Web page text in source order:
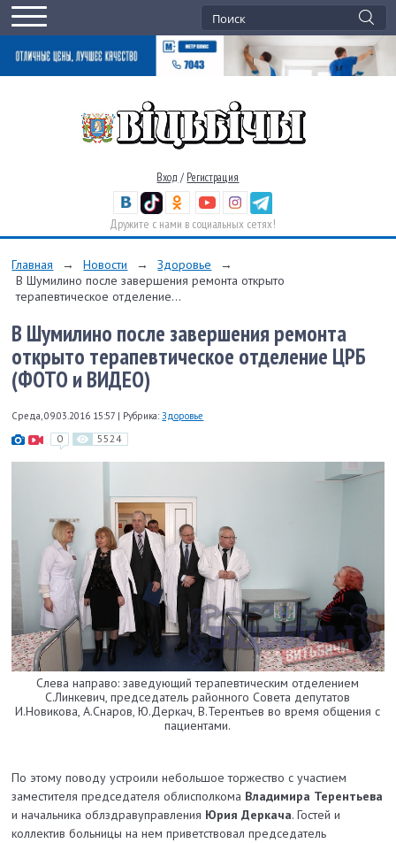
Вход / Регистрация
Дружите с нами в социальных сетях!
Главная → Новости → Здоровье
→
В Шумилино после завершения ремонта открыто
терапевтическое отделение...
В Шумилино после завершения ремонта
открыто терапевтическое отделение ЦРБ
(ФОТО и ВИДЕО)
Среда, 09.03.2016 15:57 | Рубрика: Здоровье
0 5524
Слева направо: заведующий терапевтическим отделением
С.Линкевич, председатель районного Совета депутатов
И.Новикова, А.Снаров, Ю.Деркач, В.Терентьев во время общения с
пациентами.
По этому поводу устроили небольшое торжество с участием
заместителя председателя облисполкома Владимира Терентьева
и начальника облздравуправления Юрия Деркача. Гостей и
коллектив больницы на нем приветствовал председатель